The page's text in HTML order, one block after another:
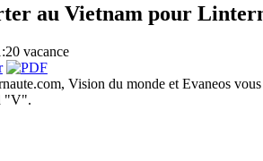
au Vietnam pour
vacance
Vision du monde et Evaneos
"V".